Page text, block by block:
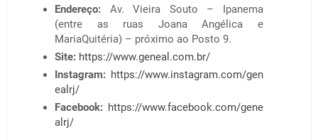
Endereço: Av. Vieira Souto – Ipanema
(entre as ruas Joana Angélica e
MariaQuitéria) – próximo ao Posto 9.
Site: https://www.geneal.com.br/
Instagram: https://www.instagram.com/gen
ealrj/
Facebook: https://www.facebook.com/gene
alrj/